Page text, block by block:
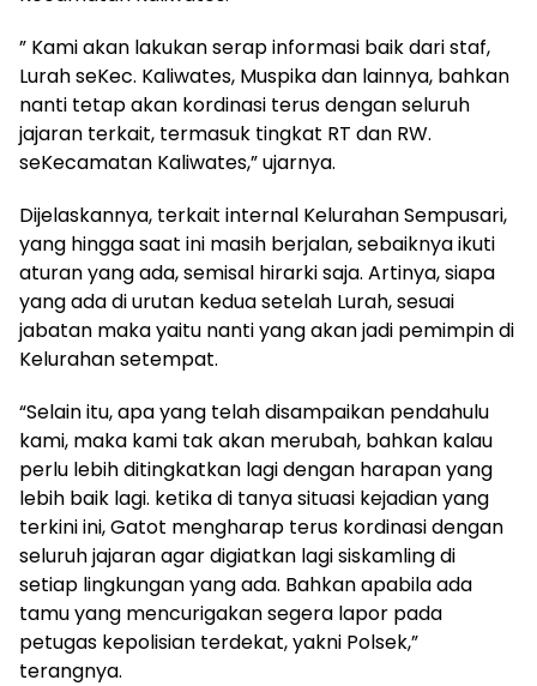
” Kami akan lakukan serap informasi baik dari staf,
Lurah seKec. Kaliwates, Muspika dan lainnya, bahkan
nanti tetap akan kordinasi terus dengan seluruh
jajaran terkait, termasuk tingkat RT dan RW.
seKecamatan Kaliwates,” ujarnya.
Dijelaskannya, terkait internal Kelurahan Sempusari,
yang hingga saat ini masih berjalan, sebaiknya ikuti
aturan yang ada, semisal hirarki saja. Artinya, siapa
yang ada di urutan kedua setelah Lurah, sesuai
jabatan maka yaitu nanti yang akan jadi pemimpin di
Kelurahan setempat.
“Selain itu, apa yang telah disampaikan pendahulu
kami, maka kami tak akan merubah, bahkan kalau
perlu lebih ditingkatkan lagi dengan harapan yang
lebih baik lagi. ketika di tanya situasi kejadian yang
terkini ini, Gatot mengharap terus kordinasi dengan
seluruh jajaran agar digiatkan lagi siskamling di
setiap lingkungan yang ada. Bahkan apabila ada
tamu yang mencurigakan segera lapor pada
petugas kepolisian terdekat, yakni Polsek,”
terangnya.